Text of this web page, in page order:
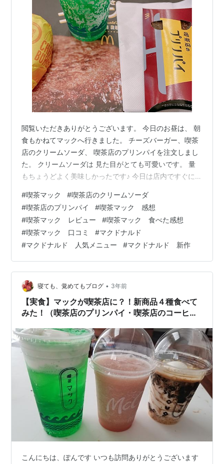
閲覧いただきありがとうございます。 今日のお昼は、 朝
食もかねてマックへ行きました。 チーズバーガー、喫茶
店のクリームソーダ、 喫茶店のプリンパイを注文しまし
た。 クリームソーダは 見た目がとても可愛いです。 量
もちょうどよく美味しかったです♪ 今日は店内ですぐに食
く、大満足の美味しさでした。 みなさんも、 ぜひゲット
してください。 ここまで閲覧いただきありがとうござい
ました。 こちらの記事もおすすめ
maholife.hatenablog.com maholife.hatenablog.com
maholife.hatenablog.com…
#喫茶マック #喫茶店のクリームソーダ
#喫茶店のプリンパイ #喫茶マック 感想
#喫茶マック レビュー #喫茶マック 食べた感想
#喫茶マック 口コミ #マクドナルド
#マクドナルド 人気メニュー #マクドナルド 新作
寝ても、覚めてもブログ • 3年前
【実食】マックが喫茶店に？！新商品４種食べて
みた！（喫茶店のプリンパイ・喫茶店のコーヒー
ェバイバリスタの”もものスムージー”【イメージ
写真と違う？！】
こんにちは、ぽんです いつも訪問ありがとうございます